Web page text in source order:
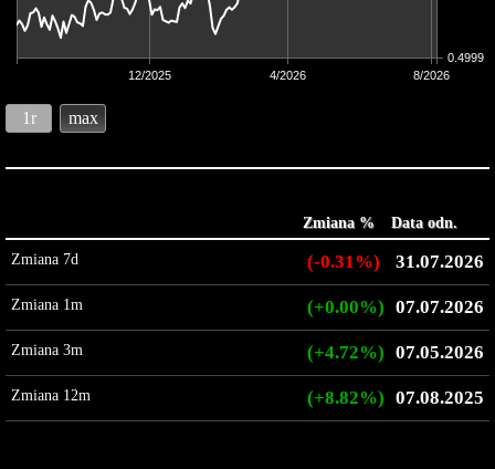
12/2025 4/2026 8/2026
0.4999
1r max
Zmiana % Data odn.
Zmiana 7d (-0.31%) 31.07.2026
Zmiana 1m (+0.00%) 07.07.2026
Zmiana 3m (+4.72%) 07.05.2026
Zmiana 12m (+8.82%) 07.08.2025